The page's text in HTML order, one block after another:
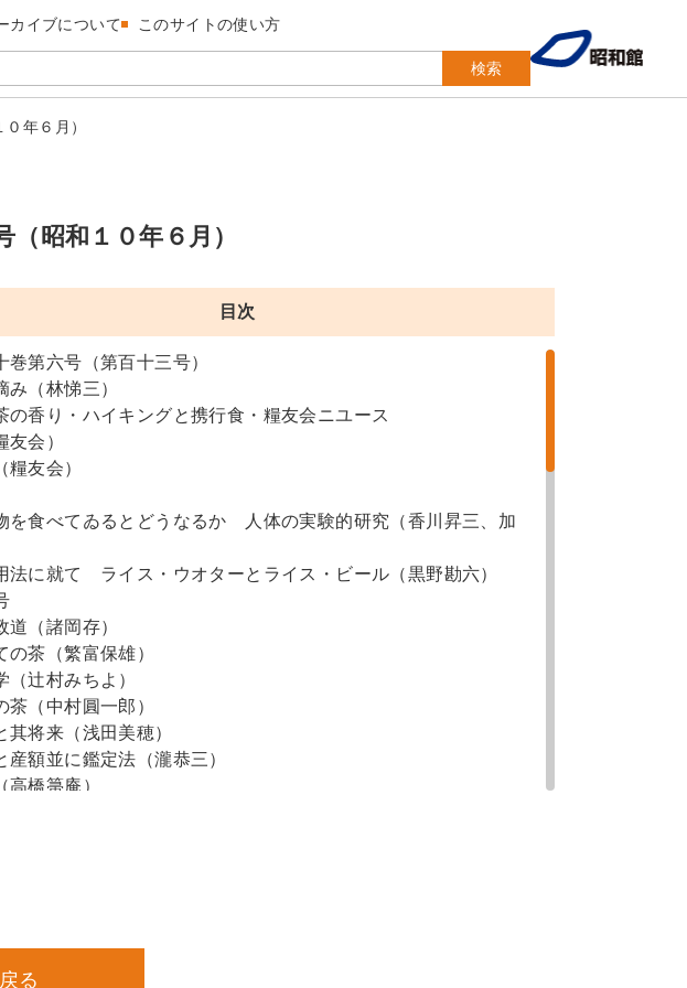
検索
カイブについて このサイトの使い方
年６月）
昭和１０年６月）
目次
第六号（第百十三号）
（林悌三）
香り・ハイキングと携行食・糧友会ニユース
友会）
糧友会）
を食べてゐるとどうなるか 人体の実験的研究（香川昇三、加
法に就て ライス・ウオターとライス・ビール（黒野勘六）
道（諸岡存）
の茶（繁富保雄）
（辻村みちよ）
茶（中村圓一郎）
其将来（浅田美穂）
産額並に鑑定法（瀧恭三）
高橋箒庵）
茶の淹れ方（記者）
記者）
る